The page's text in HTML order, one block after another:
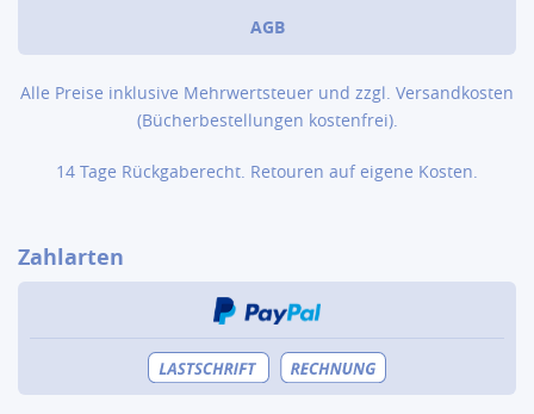
AGB
Alle Preise inklusive Mehrwertsteuer und zzgl. Versandkosten
(Bücher­bestellungen kostenfrei).
14 Tage Rückgaberecht. Retouren auf eigene Kosten.
Zahlarten